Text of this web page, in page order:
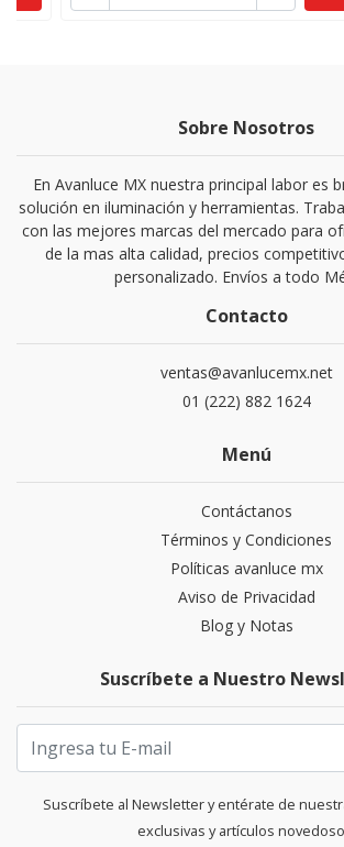
Sobre Nosotros
En Avanluce MX nuestra principal labor es
solución en iluminación y herramientas.
con las mejores marcas del mercado para
de la mas alta calidad, precios
personalizado. Envíos a todo
Contacto
ventas@avanlucemx.net
01 (222) 882 1624
Menú
Contáctanos
Términos y Condiciones
Políticas avanluce mx
Aviso de Privacidad
Blog y Notas
Suscríbete a Nuestro
Suscríbete al Newsletter y entérate de
exclusivas y artículos